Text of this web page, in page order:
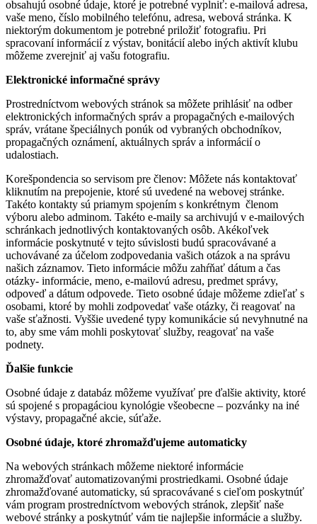
obsahujú osobné údaje, ktoré je potrebné vyplniť: e-mailová adresa,
vaše meno, číslo mobilného telefónu, adresa, webová stránka. K
niektorým dokumentom je potrebné priložiť fotografiu. Pri
spracovaní informácií z výstav, bonitácií alebo iných aktivít klubu
môžeme zverejniť aj vašu fotografiu.
Elektronické informačné správy
Prostredníctvom webových stránok sa môžete prihlásiť na odber
elektronických informačných správ a propagačných e-mailových
správ, vrátane špeciálnych ponúk od vybraných obchodníkov,
propagačných oznámení, aktuálnych správ a informácií o
udalostiach.
Korešpondencia so servisom pre členov: Môžete nás kontaktovať
kliknutím na prepojenie, ktoré sú uvedené na webovej stránke.
Takéto kontakty sú priamym spojením s konkrétnym členom
výboru alebo adminom. Takéto e-maily sa archivujú v e-mailových
schránkach jednotlivých kontaktovaných osôb. Akékoľvek
informácie poskytnuté v tejto súvislosti budú spracovávané a
uchovávané za účelom zodpovedania vašich otázok a na správu
našich záznamov. Tieto informácie môžu zahŕňať dátum a čas
otázky- informácie, meno, e-mailovú adresu, predmet správy,
odpoveď a dátum odpovede. Tieto osobné údaje môžeme zdieľať s
osobami, ktoré by mohli zodpovedať vaše otázky, či reagovať na
vaše sťažnosti. Vyššie uvedené typy komunikácie sú nevyhnutné na
to, aby sme vám mohli poskytovať služby, reagovať na vaše
podnety.
Ďalšie funkcie
Osobné údaje z databáz môžeme využívať pre ďalšie aktivity, ktoré
sú spojené s propagáciou kynológie všeobecne – pozvánky na iné
výstavy, propagačné akcie, súťaže.
Osobné údaje, ktoré zhromažďujeme automaticky
Na webových stránkach môžeme niektoré informácie
zhromažďovať automatizovanými prostriedkami. Osobné údaje
zhromažďované automaticky, sú spracovávané s cieľom poskytnúť
vám program prostredníctvom webových stránok, zlepšiť naše
webové stránky a poskytnúť vám tie najlepšie informácie a služby.